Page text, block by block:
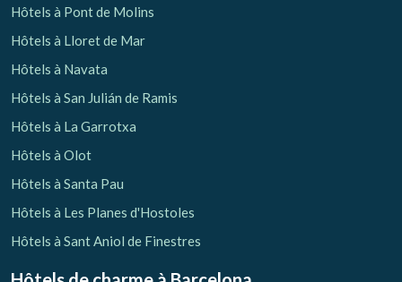
Hôtels à Pont de Molins
Hôtels à Lloret de Mar
Hôtels à Navata
Hôtels à San Julián de Ramis
Hôtels à La Garrotxa
Hôtels à Olot
Hôtels à Santa Pau
Hôtels à Les Planes d'Hostoles
Hôtels à Sant Aniol de Finestres